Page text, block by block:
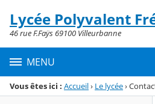
Menu de la rubrique
Contenu
Lycée Polyvalent
46 rue F.Faÿs 69100 Villeurbanne
MENU
Vous êtes ici : Accueil› Le lycée›